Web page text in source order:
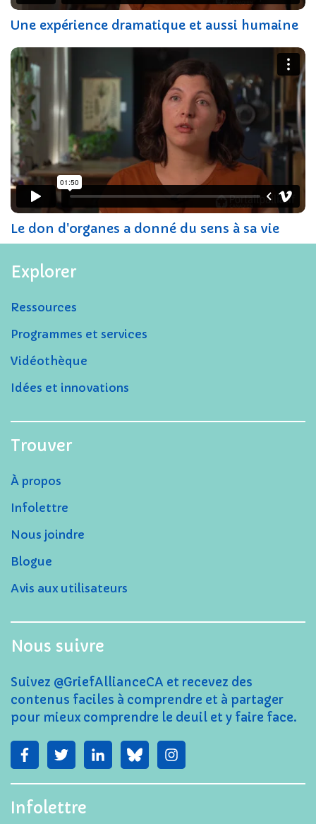
Une expérience dramatique et aussi humaine
Le don d'organes a donné du sens à sa vie
Explorer
Ressources
Programmes et services
Vidéothèque
Idées et innovations
Trouver
À propos
Infolettre
Nous joindre
Blogue
Avis aux utilisateurs
Nous suivre
Suivez @GriefAllianceCA et recevez des
contenus faciles à comprendre et à partager
pour mieux comprendre le deuil et y faire face.
Infolettre